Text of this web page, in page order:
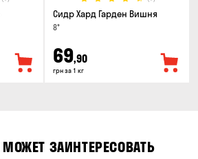
Сидр Хард Гарден Вишня
8°
69,90
грн за 1 кг
ЗАИНТЕРЕСОВАТЬ